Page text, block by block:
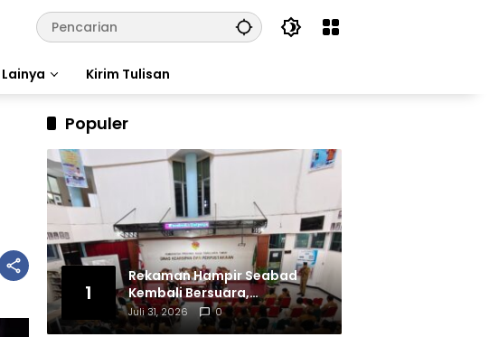
Lainya Kirim Tulisan
Populer
1
Rekaman Hampir Seabad
Kembali Bersuara,
Masyarakat Flores Hidupkan
Lagi Ingatan Leluhur
Juli 31, 2026 0